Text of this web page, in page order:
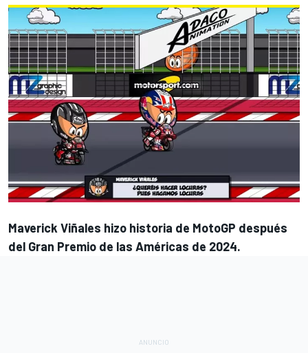
Maverick Viñales hizo historia de MotoGP después
del Gran Premio de las Américas de 2024.